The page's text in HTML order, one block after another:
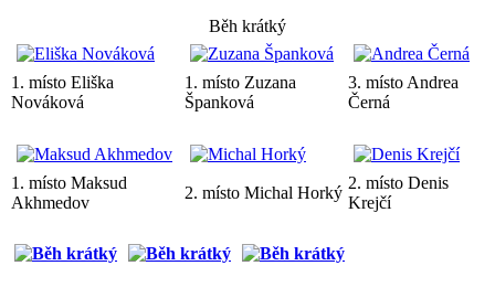
Běh krátký
1. místo Eliška
Nováková
1. místo Zuzana
Španková
3. místo Andrea
Černá
1. místo Maksud
Akhmedov
2. místo Michal Horký
2. místo Denis
Krejčí